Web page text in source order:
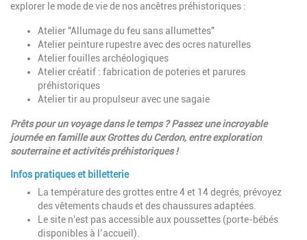
explorer le mode de vie de nos ancêtres préhistoriques :
Atelier "Allumage du feu sans allumettes"
Atelier peinture rupestre avec des ocres naturelles
Atelier fouilles archéologiques
Atelier créatif : fabrication de poteries et parures
préhistoriques
Atelier tir au propulseur avec une sagaie
Prêts pour un voyage dans le temps ? Passez une incroyable
journée en famille aux Grottes du Cerdon, entre exploration
souterraine et activités préhistoriques !
Infos pratiques et billetterie
La température des grottes entre 4 et 14 degrés, prévoyez
des vêtements chauds et des chaussures adaptées.
Le site n'est pas accessible aux poussettes (porte-bébés
disponibles à l’accueil).